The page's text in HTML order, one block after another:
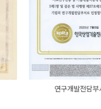
연구개발전담